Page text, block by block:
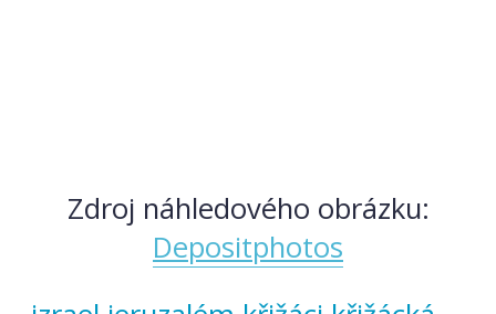
Zdroj náhledového obrázku:
Depositphotos